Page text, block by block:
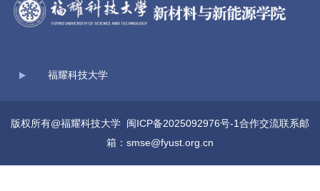
福耀科技大学
版权所有@福耀科技大学 闽ICP备2025092976号-1合作交流联系邮
箱：smse@fyust.org.cn